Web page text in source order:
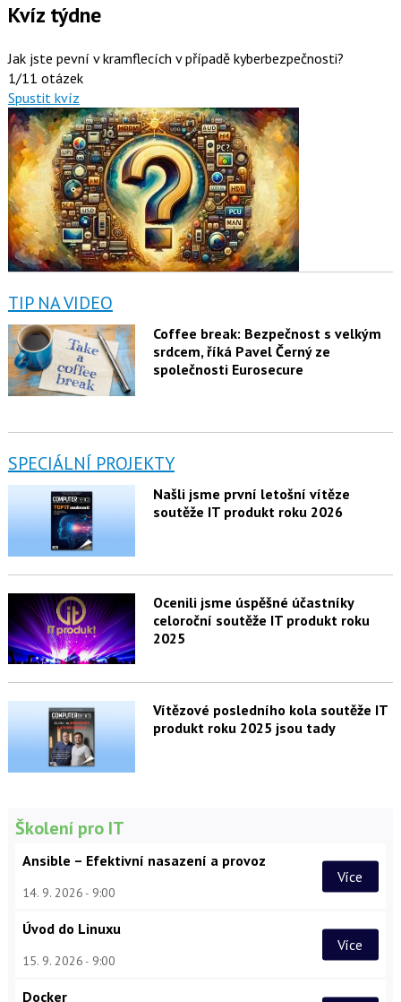
Kvíz týdne
Jak jste pevní v kramflecích v případě kyberbezpečnosti?
1/11 otázek
Spustit kvíz
TIP NA VIDEO
Coffee break: Bezpečnost s velkým
srdcem, říká Pavel Černý ze
společnosti Eurosecure
SPECIÁLNÍ PROJEKTY
Našli jsme první letošní vítěze
soutěže IT produkt roku 2026
Ocenili jsme úspěšné účastníky
celoroční soutěže IT produkt roku
2025
Vítězové posledního kola soutěže IT
produkt roku 2025 jsou tady
Školení pro IT
Ansible – Efektivní nasazení a provoz
14. 9. 2026 9:00
Více
Úvod do Linuxu
15. 9. 2026 9:00
Více
Docker